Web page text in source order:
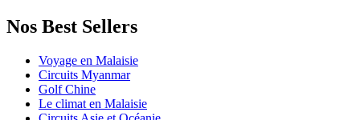
Nos Best Sellers
Voyage en Malaisie
Circuits Myanmar
Golf Chine
Le climat en Malaisie